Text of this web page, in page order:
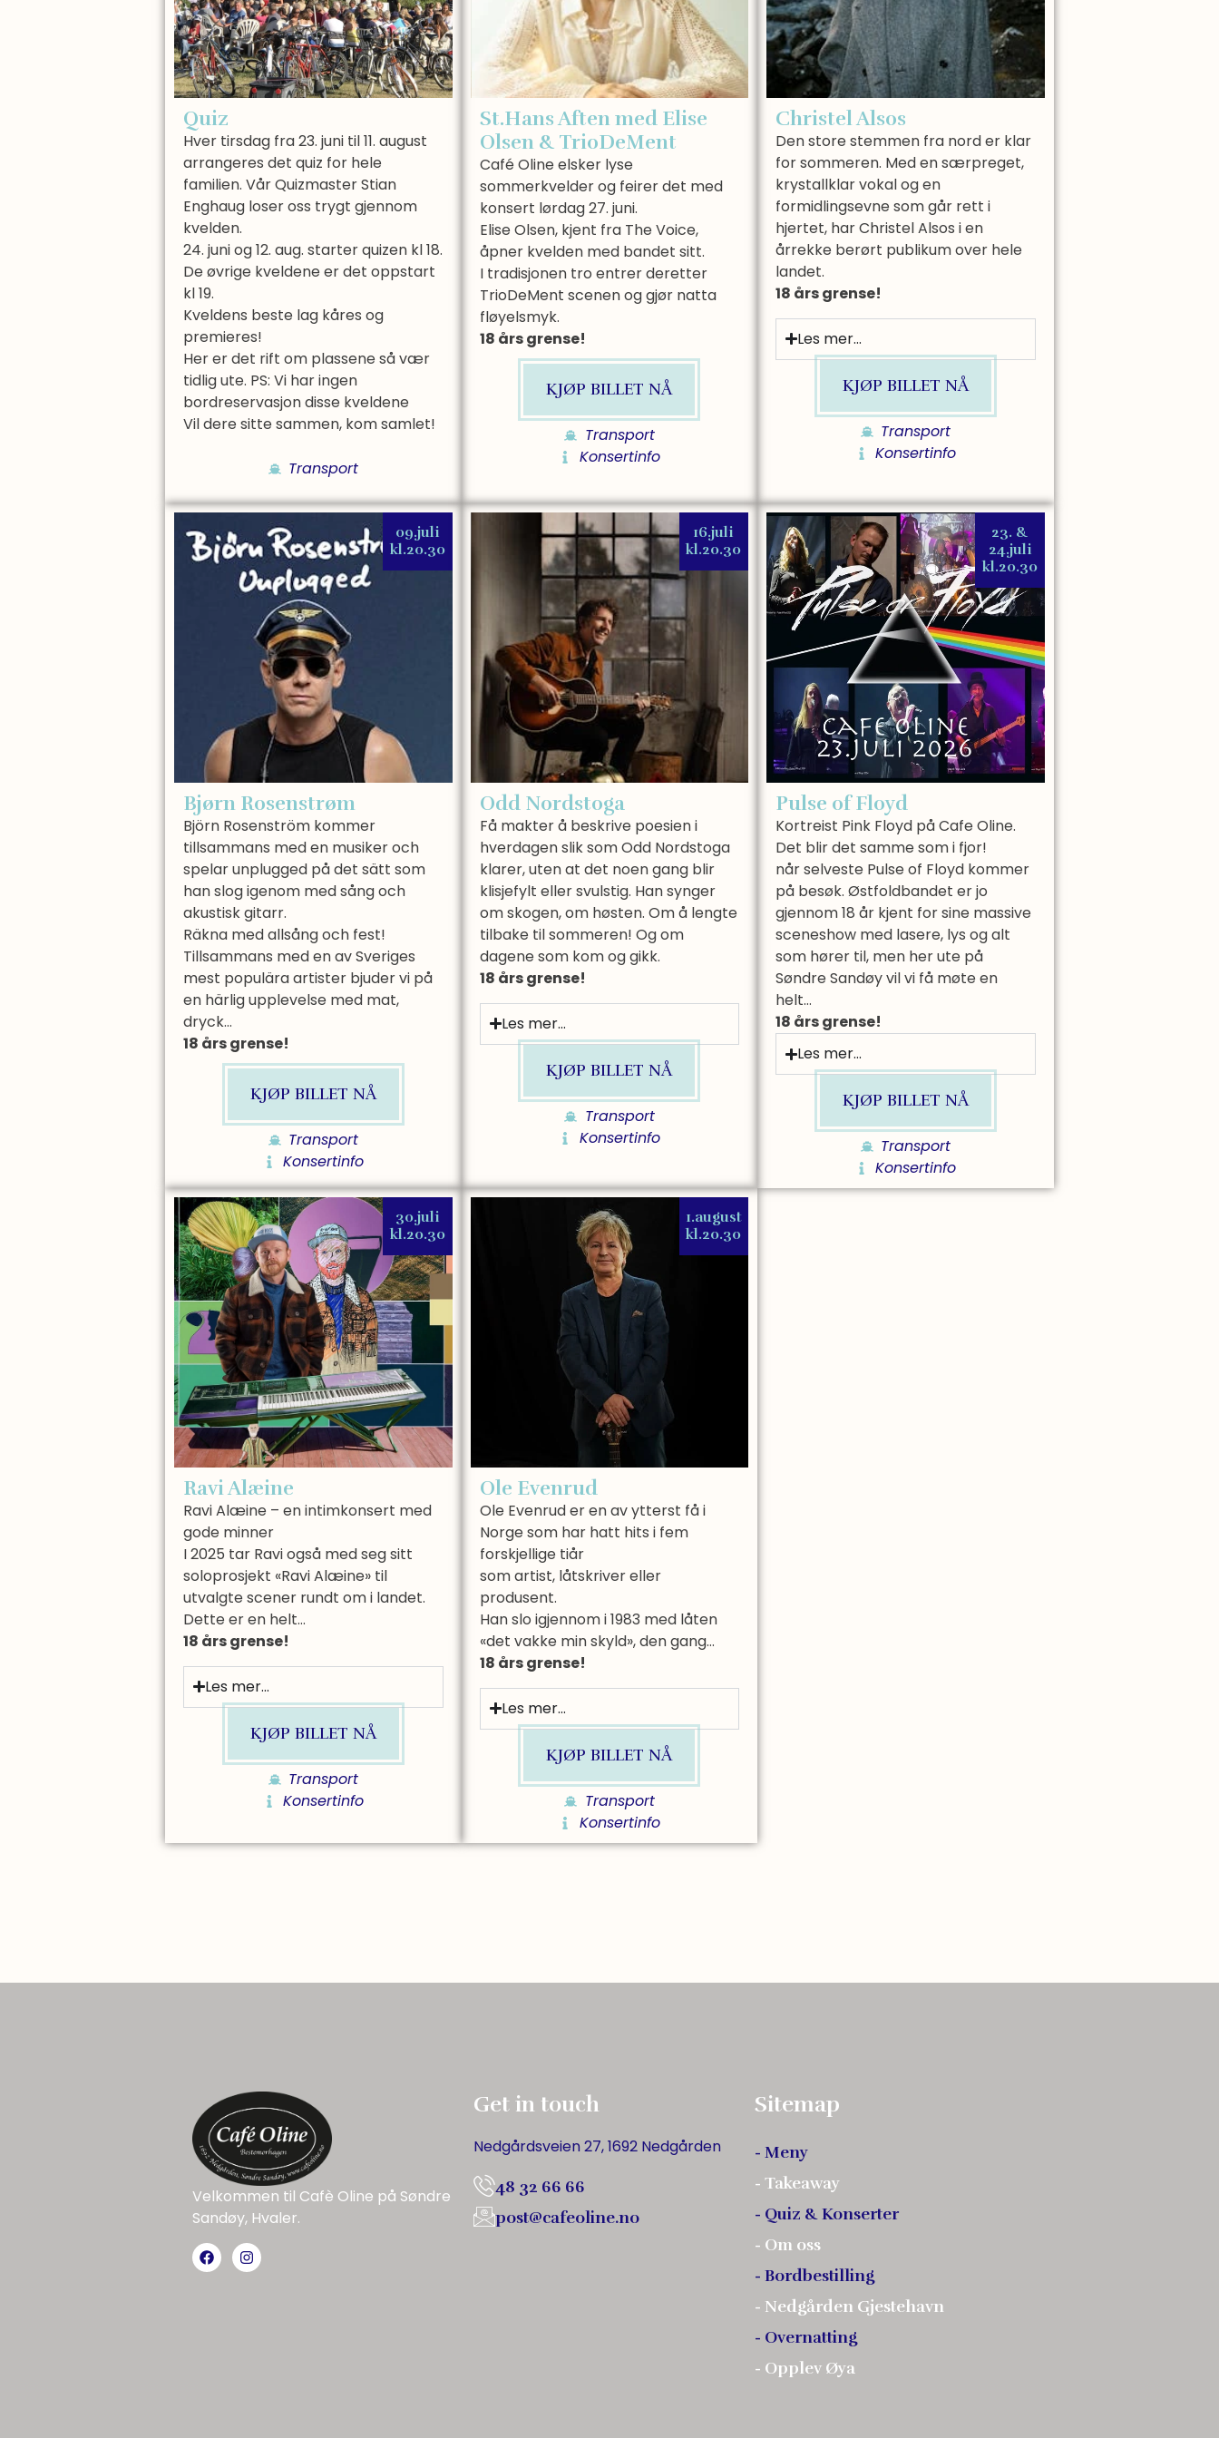
Quiz
Hver tirsdag fra 23. juni til 11. august
arrangeres det quiz for hele
familien. Vår Quizmaster Stian
Enghaug loser oss trygt gjennom
kvelden.
24. juni og 12. aug. starter quizen kl 18.
De øvrige kveldene er det oppstart
kl 19.
Kveldens beste lag kåres og
premieres!
Her er det rift om plassene så vær
tidlig ute. PS: Vi har ingen
bordreservasjon disse kveldene
Vil dere sitte sammen, kom samlet!
Transport
St.Hans Aften med Elise
Olsen & TrioDeMent
Café Oline elsker lyse
sommerkvelder og feirer det med
konsert lørdag 27. juni.
Elise Olsen, kjent fra The Voice,
åpner kvelden med bandet sitt.
I tradisjonen tro entrer deretter
TrioDeMent scenen og gjør natta
fløyelsmyk.
18 års grense!
KJØP BILLET NÅ
Transport
Konsertinfo
Christel Alsos
Den store stemmen fra nord er klar
for sommeren. Med en særpreget,
krystallklar vokal og en
formidlingsevne som går rett i
hjertet, har Christel Alsos i en
årrekke berørt publikum over hele
landet.
18 års grense!
Les mer...
KJØP BILLET NÅ
Transport
Konsertinfo
09.juli
kl.20.30
Bjørn Rosenstrøm
Björn Rosenström kommer
tillsammans med en musiker och
spelar unplugged på det sätt som
han slog igenom med sång och
akustisk gitarr.
Räkna med allsång och fest!
Tillsammans med en av Sveriges
mest populära artister bjuder vi på
en härlig upplevelse med mat,
dryck…
18 års grense!
KJØP BILLET NÅ
Transport
Konsertinfo
16.juli
kl.20.30
Odd Nordstoga
Få makter å beskrive poesien i
hverdagen slik som Odd Nordstoga
klarer, uten at det noen gang blir
klisjefylt eller svulstig. Han synger
om skogen, om høsten. Om å lengte
tilbake til sommeren! Og om
dagene som kom og gikk.
18 års grense!
Les mer...
KJØP BILLET NÅ
Transport
Konsertinfo
23. &
24.juli
kl.20.30
Pulse of Floyd
Kortreist Pink Floyd på Cafe Oline.
Det blir det samme som i fjor!
når selveste Pulse of Floyd kommer
på besøk. Østfoldbandet er jo
gjennom 18 år kjent for sine massive
sceneshow med lasere, lys og alt
som hører til, men her ute på
Søndre Sandøy vil vi få møte en
helt…
18 års grense!
Les mer...
KJØP BILLET NÅ
Transport
Konsertinfo
30.juli
kl.20.30
Ravi Alæine
Ravi Alæine – en intimkonsert med
gode minner
I 2025 tar Ravi også med seg sitt
soloprosjekt «Ravi Alæine» til
utvalgte scener rundt om i landet.
Dette er en helt…
18 års grense!
Les mer...
KJØP BILLET NÅ
Transport
Konsertinfo
1.august
kl.20.30
Ole Evenrud
Ole Evenrud er en av ytterst få i
Norge som har hatt hits i fem
forskjellige tiår
som artist, låtskriver eller
produsent.
Han slo igjennom i 1983 med låten
«det vakke min skyld», den gang…
18 års grense!
Les mer...
KJØP BILLET NÅ
Transport
Konsertinfo
Velkommen til Cafè Oline på Søndre
Sandøy, Hvaler.
Get in touch
Nedgårdsveien 27, 1692 Nedgården
48 32 66 66
post@cafeoline.no
Sitemap
- Meny
- Takeaway
- Quiz & Konserter
- Om oss
- Bordbestilling
- Nedgården Gjestehavn
- Overnatting
- Opplev Øya